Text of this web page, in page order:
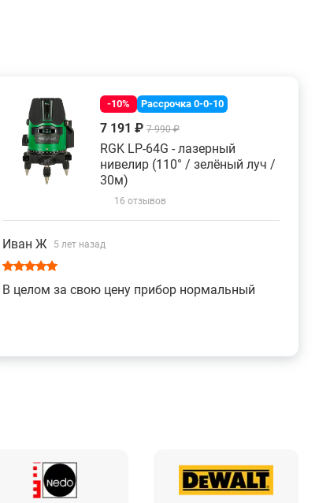
-10% Рассрочка 0-0-10
7 191 ₽ 7 990 ₽
RGK LP-64G - лазерный
нивелир (110° / зелёный луч /
30м)
16 отзывов
Иван Ж 5 лет назад
В целом за свою цену прибор нормальный